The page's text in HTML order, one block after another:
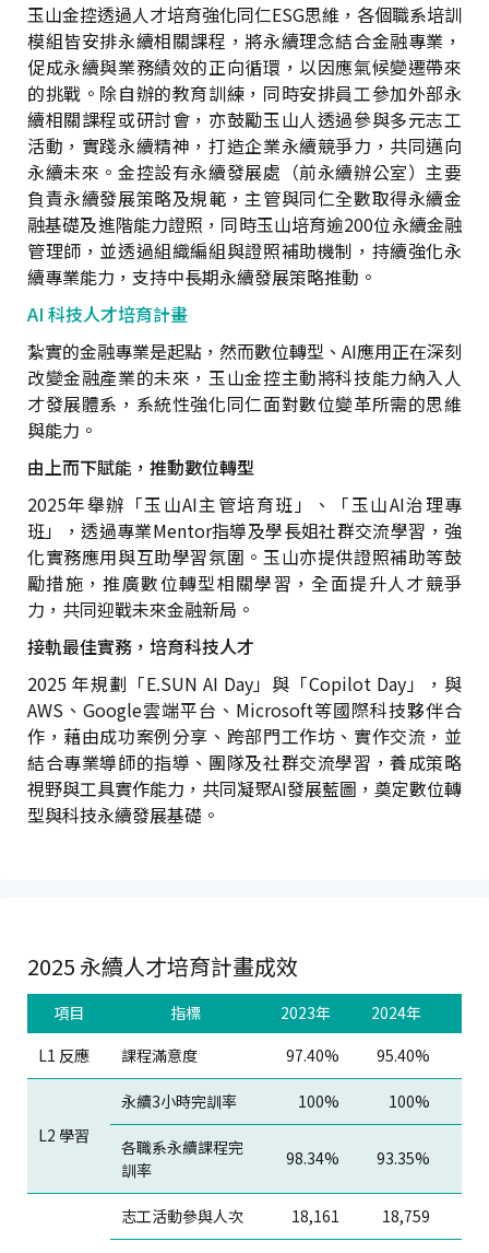
玉山金控透過人才培育強化同仁ESG思維，各個職系培訓
模組皆安排永續相關課程，將永續理念結合金融專業，
促成永續與業務績效的正向循環，以因應氣候變遷帶來
的挑戰。除自辦的教育訓練，同時安排員工參加外部永
續相關課程或研討會，亦鼓勵玉山人透過參與多元志工
活動，實踐永續精神，打造企業永續競爭力，共同邁向
永續未來。金控設有永續發展處（前永續辦公室）主要
負責永續發展策略及規範，主管與同仁全數取得永續金
融基礎及進階能力證照，同時玉山培育逾200位永續金融
管理師，並透過組織編組與證照補助機制，持續強化永
續專業能力，支持中長期永續發展策略推動。
AI 科技人才培育計畫
紮實的金融專業是起點，然而數位轉型、AI應用正在深刻
改變金融產業的未來，玉山金控主動將科技能力納入人
才發展體系，系統性強化同仁面對數位變革所需的思維
與能力。
由上而下賦能，推動數位轉型
2025年舉辦「玉山AI主管培育班」、「玉山AI治理專
班」，透過專業Mentor指導及學長姐社群交流學習，強
化實務應用與互助學習氛圍。玉山亦提供證照補助等鼓
勵措施，推廣數位轉型相關學習，全面提升人才競爭
力，共同迎戰未來金融新局。
接軌最佳實務，培育科技人才
2025 年規劃「E.SUN AI Day」與「Copilot Day」，與
AWS、Google雲端平台、Microsoft等國際科技夥伴合
作，藉由成功案例分享、跨部門工作坊、實作交流，並
結合專業導師的指導、團隊及社群交流學習，養成策略
視野與工具實作能力，共同凝聚AI發展藍圖，奠定數位轉
型與科技永續發展基礎。
2025 永續人才培育計畫成效
項目 指標 2023年 2024年
L1 反應
課程滿意度 97.40% 95.40%
L2 學習
永續3小時完訓率 100% 100%
各職系永續課程完
訓率
98.34% 93.35%
志工活動參與人次 18,161 18,759